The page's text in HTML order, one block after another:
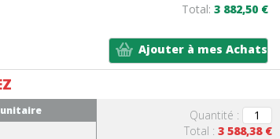
Total: 3 882,50 €
Ajouter à mes Achats
Quantité :
Total : 3 588,38 €